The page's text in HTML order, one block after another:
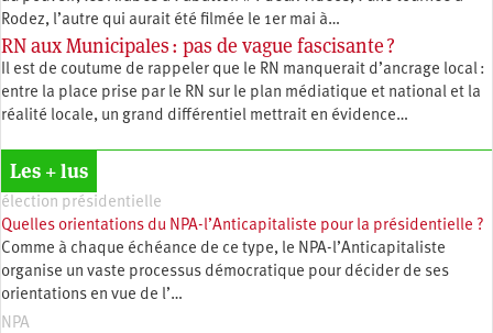
Rodez, l’autre qui aurait été filmée le 1er mai à…
RN aux Municipales : pas de vague fascisante ?
Il est de coutume de rappeler que le RN manquerait d’ancrage local :
entre la place prise par le RN sur le plan médiatique et national et la
réalité locale, un grand différentiel mettrait en évidence…
Les + lus
élection présidentielle
Quelles orientations du NPA-l’Anticapitaliste pour la présidentielle ?
Comme à chaque échéance de ce type, le NPA-l’Anticapitaliste
organise un vaste processus démocratique pour décider de ses
orientations en vue de l’…
NPA